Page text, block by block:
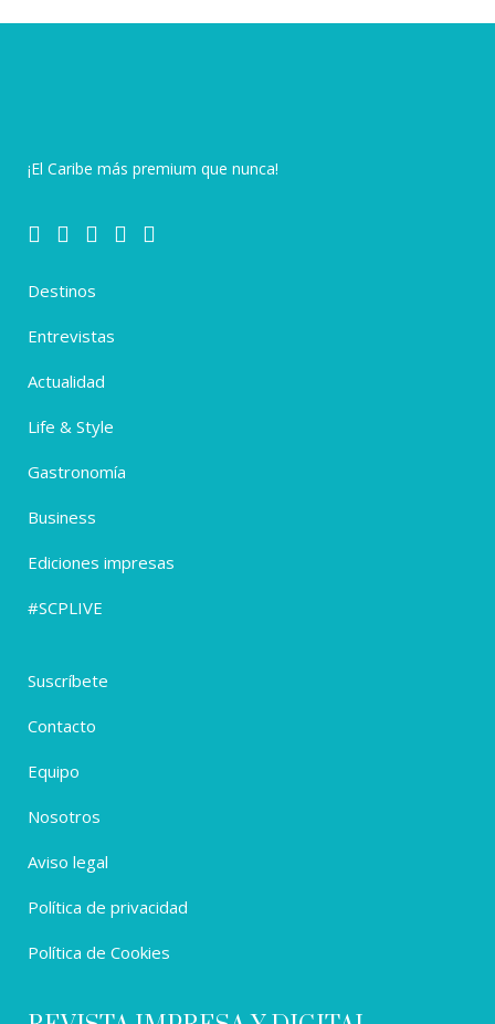
¡El Caribe más premium que nunca!
Destinos
Entrevistas
Actualidad
Life & Style
Gastronomía
Business
Ediciones impresas
#SCPLIVE
Suscríbete
Contacto
Equipo
Nosotros
Aviso legal
Política de privacidad
Política de Cookies